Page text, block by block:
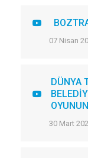
07 Nisan
DÜNYA
30 Mart